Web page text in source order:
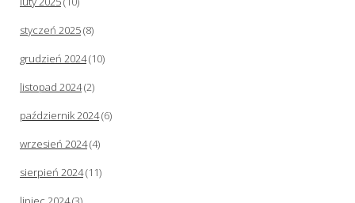
styczeń 2025(8)
grudzień 2024(10)
listopad 2024(2)
październik 2024(6)
wrzesień 2024(4)
sierpień 2024(11)